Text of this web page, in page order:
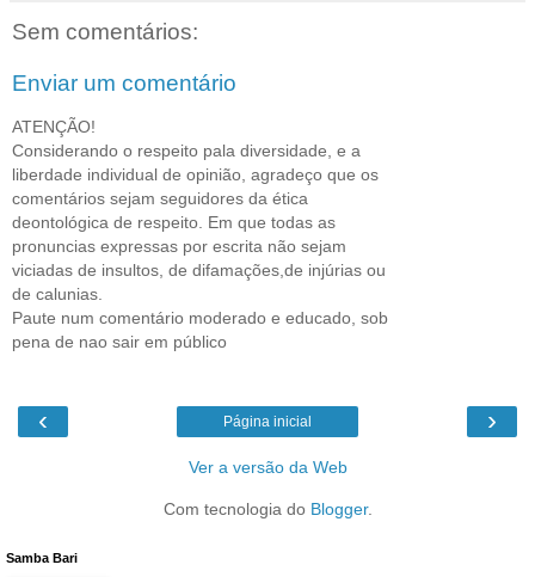
Sem comentários:
Enviar um comentário
ATENÇÃO!
Considerando o respeito pala diversidade, e a
liberdade individual de opinião, agradeço que os
comentários sejam seguidores da ética
deontológica de respeito. Em que todas as
pronuncias expressas por escrita não sejam
viciadas de insultos, de difamações,de injúrias ou
de calunias.
Paute num comentário moderado e educado, sob
pena de nao sair em público
‹ ›
Página inicial
Ver a versão da Web
Com tecnologia do Blogger.
Samba Bari